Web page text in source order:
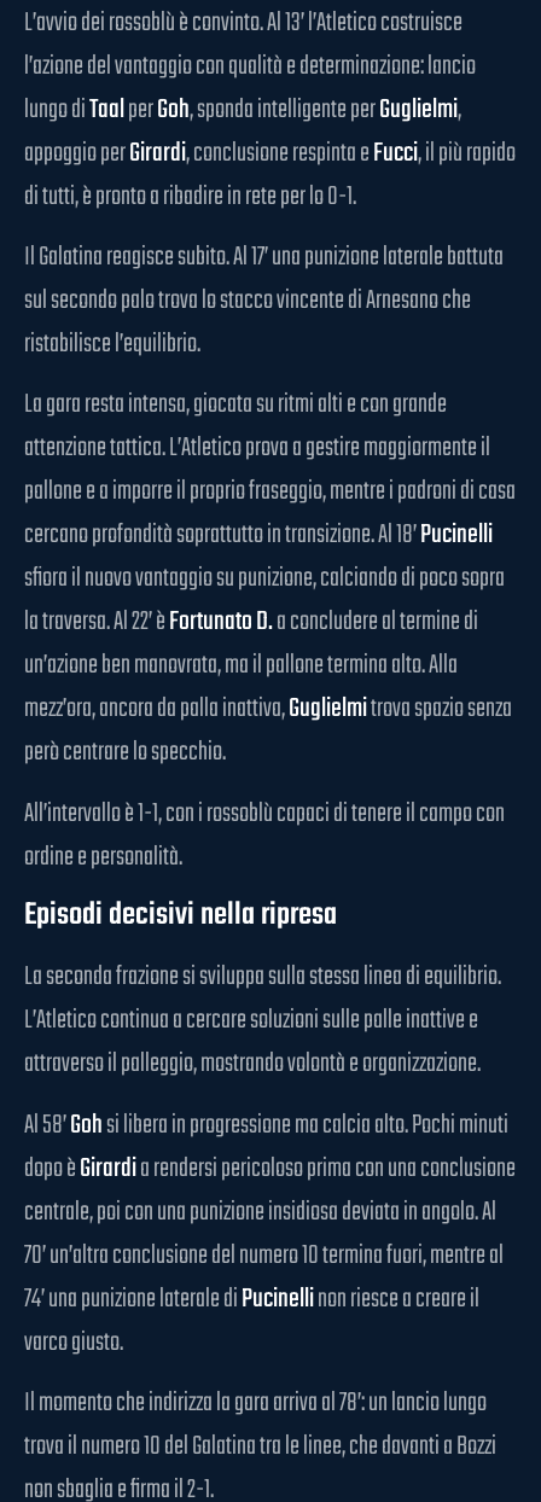
L’avvio dei rossoblù è convinto. Al 13’ l’Atletico costruisce
l’azione del vantaggio con qualità e determinazione: lancio
lungo diTaalperGoh, sponda intelligente perGuglielmi,
appoggio perGirardi, conclusione respinta eFucci, il più rapido
di tutti, è pronto a ribadire in rete per lo 0-1.
Il Galatina reagisce subito. Al 17’ una punizione laterale battuta
sul secondo palo trova lo stacco vincente di Arnesano che
ristabilisce l’equilibrio.
La gara resta intensa, giocata su ritmi alti e con grande
attenzione tattica. L’Atletico prova a gestire maggiormente il
pallone e a imporre il proprio fraseggio, mentre i padroni di casa
cercano profondità soprattutto in transizione. Al 18’Pucinelli
sfiora il nuovo vantaggio su punizione, calciando di poco sopra
la traversa. Al 22’ èFortunato D.a concludere al termine di
un’azione ben manovrata, ma il pallone termina alto. Alla
mezz’ora, ancora da palla inattiva,Guglielmitrova spazio senza
però centrare lo specchio.
All’intervallo è 1-1, con i rossoblù capaci di tenere il campo con
ordine e personalità.
Episodi decisivi nella ripresa
La seconda frazione si sviluppa sulla stessa linea di equilibrio.
L’Atletico continua a cercare soluzioni sulle palle inattive e
attraverso il palleggio, mostrando volontà e organizzazione.
Al 58’Gohsi libera in progressione ma calcia alto. Pochi minuti
dopo èGirardia rendersi pericoloso prima con una conclusione
centrale, poi con una punizione insidiosa deviata in angolo. Al
70’ un’altra conclusione del numero 10 termina fuori, mentre al
74’ una punizione laterale diPucinellinon riesce a creare il
varco giusto.
Il momento che indirizza la gara arriva al 78’: un lancio lungo
trova il numero 10 del Galatina tra le linee, che davanti a Bozzi
non sbaglia e firma il 2-1.